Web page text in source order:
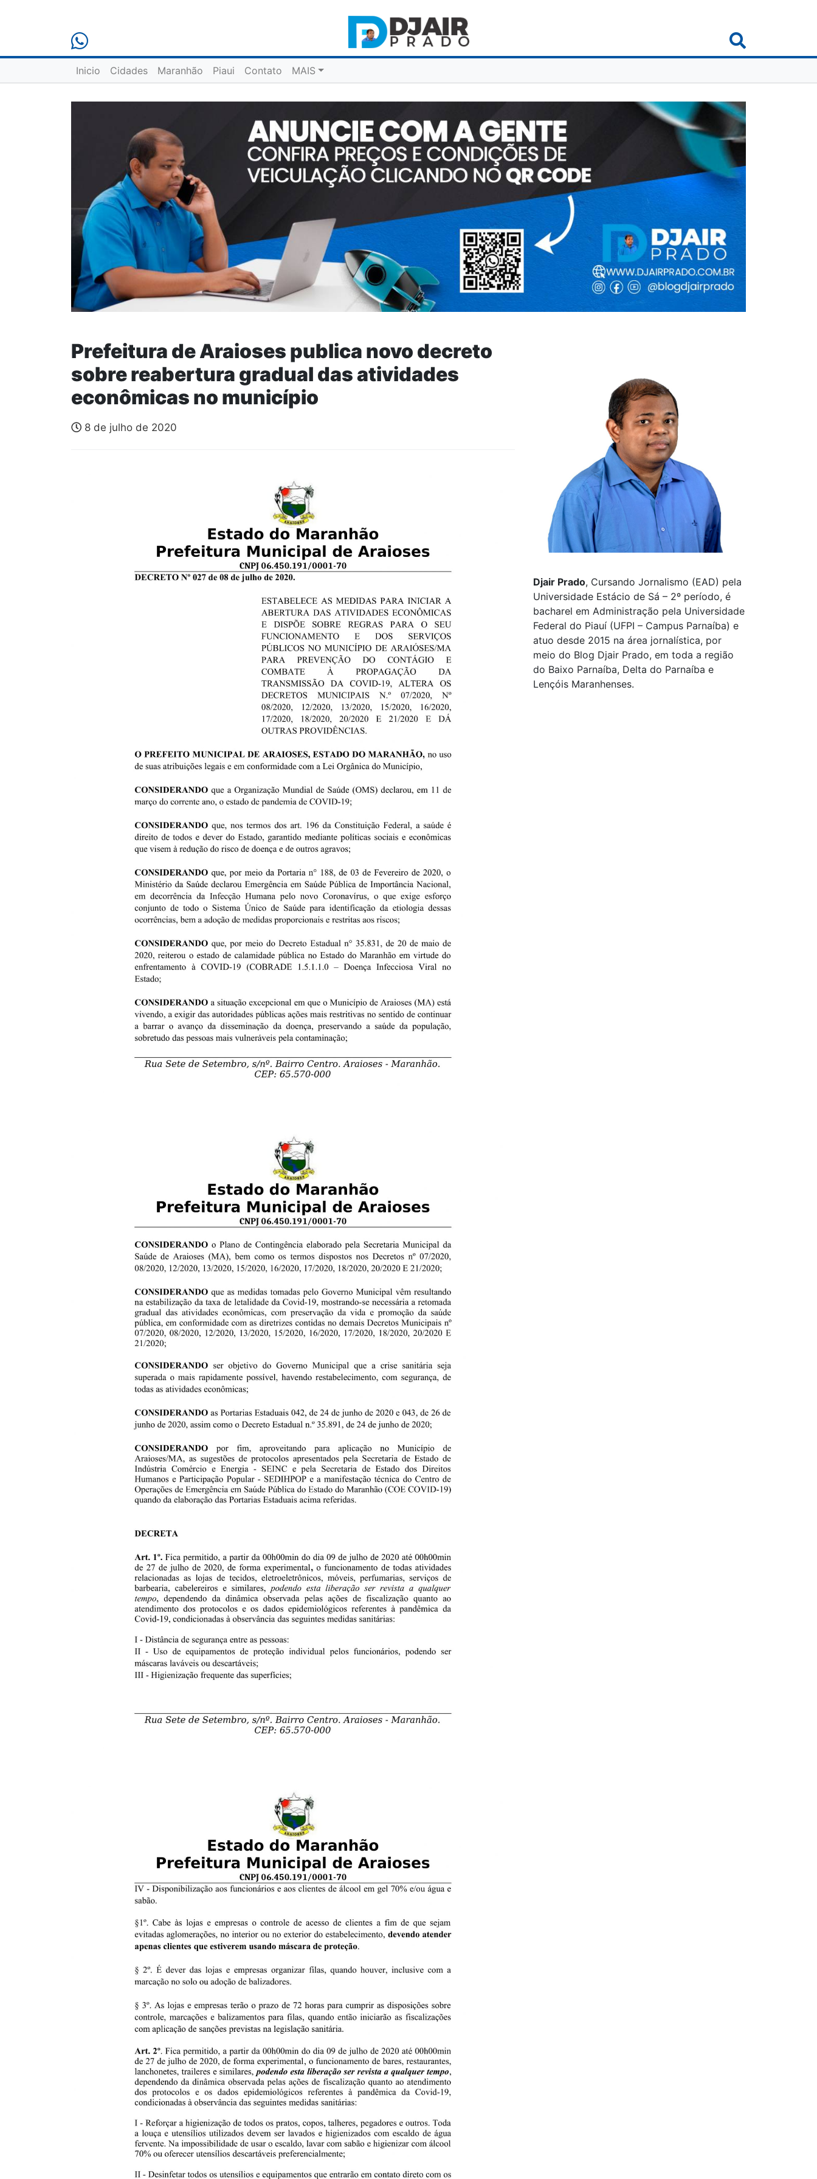
Inicio Cidades Maranhão Piaui Contato MAIS
Prefeitura de Araioses publica novo decreto
sobre reabertura gradual das atividades
econômicas no município
8 de julho de 2020
Djair Prado, Cursando Jornalismo (EAD) pela
Universidade Estácio de Sá – 2º período, é
bacharel em Administração pela Universidade
Federal do Piauí (UFPI – Campus Parnaíba) e
atuo desde 2015 na área jornalística, por
meio do Blog Djair Prado, em toda a região
do Baixo Parnaíba, Delta do Parnaíba e
Lençóis Maranhenses.